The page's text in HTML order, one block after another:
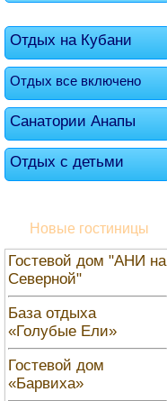
Отдых на Кубани
Отдых все включено
Санатории Анапы
Отдых с детьми
Новые гостиницы
Гостевой дом "АНИ на
Северной"
База отдыха
«Голубые Ели»
Гостевой дом
«Барвиха»